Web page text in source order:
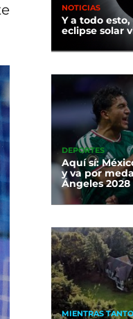
NOTICIAS
Y a todo
eclipse solar
DEPORTES
Aquí sí:
y va por
Ángeles 2028
MIENTRAS TANTO